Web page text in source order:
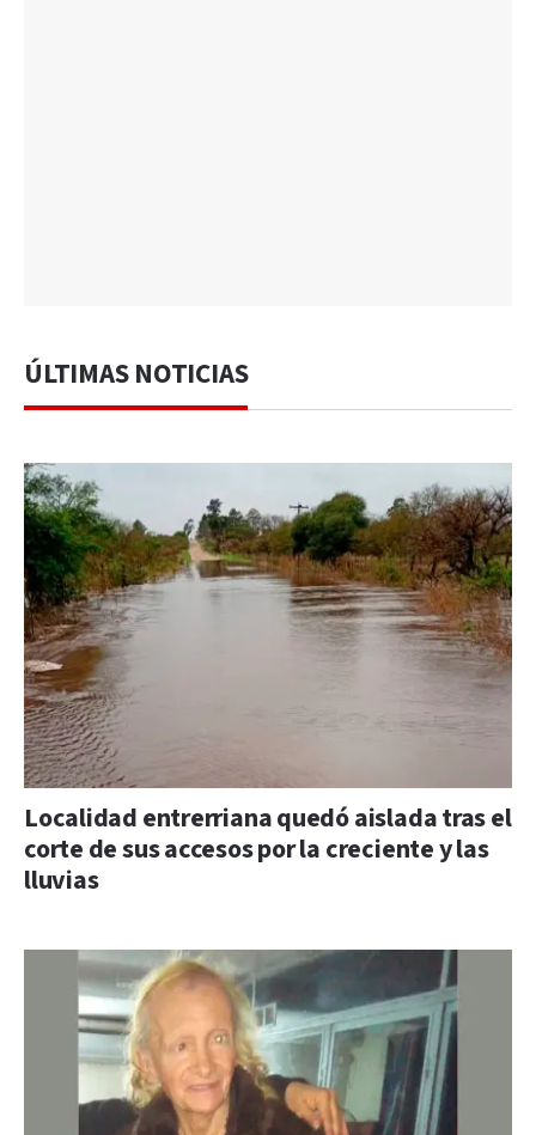
ÚLTIMAS NOTICIAS
Localidad entrerriana quedó aislada tras el
corte de sus accesos por la creciente y las
lluvias